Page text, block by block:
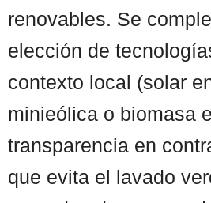
renovables. Se
elección de
contexto local (solar
minieólica o biomasa
transparencia en
que evita el lavado